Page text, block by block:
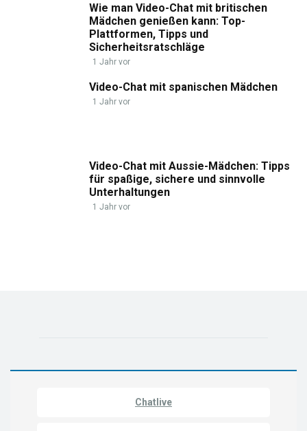
Wie man Video-Chat mit britischen
Mädchen genießen kann: Top-
Plattformen, Tipps und
Sicherheitsratschläge
1 Jahr vor
Video-Chat mit spanischen Mädchen
1 Jahr vor
Video-Chat mit Aussie-Mädchen: Tipps
für spaßige, sichere und sinnvolle
Unterhaltungen
1 Jahr vor
Chatlive